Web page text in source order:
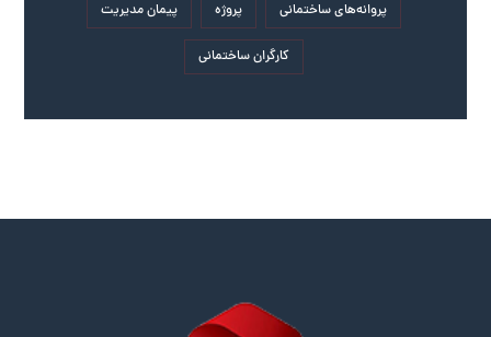
پروانه‌های ساختمانی پروژه پیمان مدیریت
کارگران ساختمانی